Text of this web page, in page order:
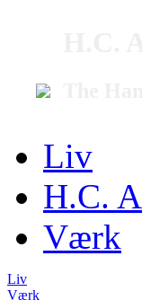
Liv
H.C.
Værk
Liv
Værk